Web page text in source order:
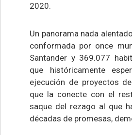
2020.
Un panorama nada
conformada por once
Santander y 369.077
que históricamente
ejecución de proyectos
que la conecte con el
saque del rezago al que
décadas de promesas,